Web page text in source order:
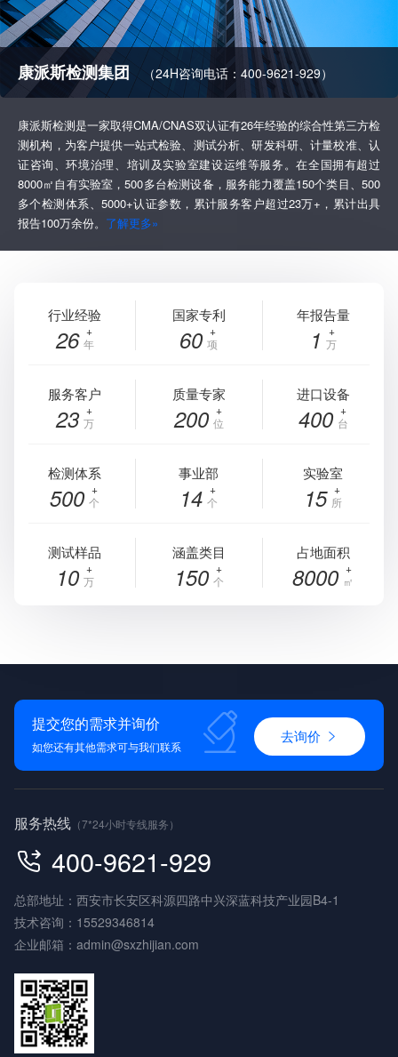
康派斯检测集团 （24H咨询电话：400-9621-929）
康派斯检测是一家取得CMA/CNAS双认证有26年经验的综合性第三方检
测机构，为客户提供一站式检验、测试分析、研发科研、计量校准、认
证咨询、环境治理、培训及实验室建设运维等服务。在全国拥有超过
8000㎡自有实验室，500多台检测设备，服务能力覆盖150个类目、500
多个检测体系、5000+认证参数，累计服务客户超过23万+，累计出具
报告100万余份。 了解更多»
行业经验
26 年
国家专利
60 项
年报告量
1 万
服务客户
23 万
质量专家
200 位
进口设备
400 台
检测体系
500 个
事业部
14 个
实验室
15 所
测试样品
10 万
涵盖类目
150 个
占地面积
8000 ㎡
提交您的需求并询价
如您还有其他需求可与我们联系
去询价
服务热线 （7*24小时专线服务）
400-9621-929
总部地址：西安市长安区科源四路中兴深蓝科技产业园B4-1
技术咨询： 15529346814
企业邮箱： admin@sxzhijian.com